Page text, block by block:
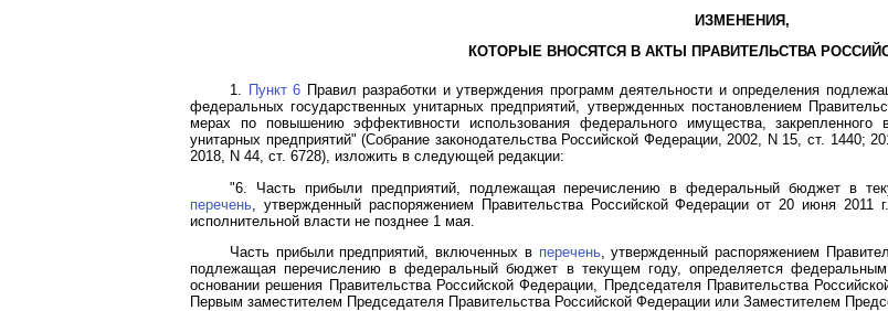
ИЗМЕНЕНИЯ,
КОТОРЫЕ ВНОСЯТСЯ В АКТЫ ПРАВИТЕЛЬСТВА
1. Пункт 6 Правил разработки и утверждения программ деятельности и определения
федеральных государственных унитарных предприятий, утвержденных постановлением
мерах по повышению эффективности использования федерального имущества, закрепленного
унитарных предприятий" (Собрание законодательства Российской Федерации, 2002, N 15, ст. 1440;
2018, N 44, ст. 6728), изложить в следующей редакции:
"6. Часть прибыли предприятий, подлежащая перечислению в федеральный бюджет в
перечень , утвержденный распоряжением Правительства Российской Федерации от 20 июня
исполнительной власти не позднее 1 мая.
Часть прибыли предприятий, включенных в перечень, утвержденный распоряжением
подлежащая перечислению в федеральный бюджет в текущем году, определяется
основании решения Правительства Российской Федерации, Председателя Правительства
Первым заместителем Председателя Правительства Российской Федерации или Заместителем